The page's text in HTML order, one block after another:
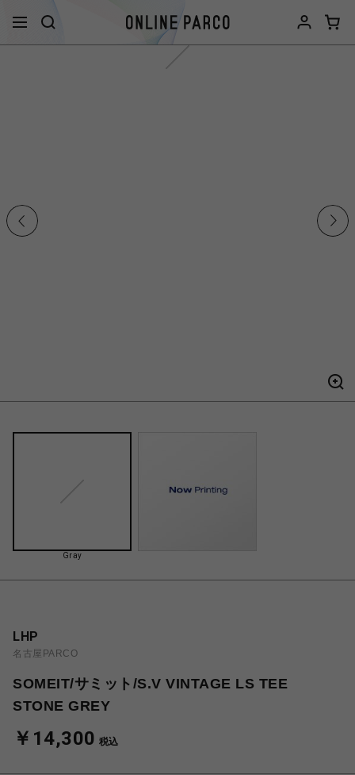
Gray
LHP
名古屋PARCO
SOMEIT/サミット/S.V VINTAGE LS TEE
STONE GREY
￥14,300 税込